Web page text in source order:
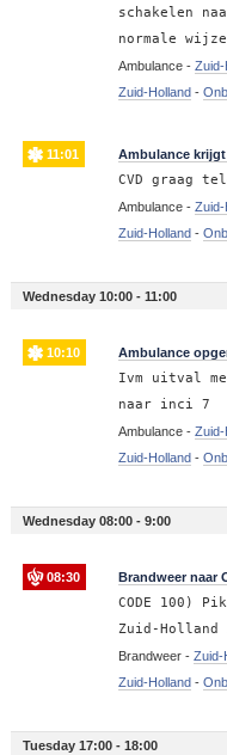
schakelen
normale
Ambulance - Zuid-
Zuid-Holland -
11:01 Ambulance
CVD graag
Ambulance - Zuid-
Zuid-Holland -
Wednesday 10:00 - 11:00
10:10 Ambulance
Ivm uitval
naar inci 7
Ambulance - Zuid-
Zuid-Holland -
Wednesday 08:00 - 9:00
08:30 Brandweer naar
CODE 100)
Zuid-Holland
Brandweer - Zuid-
Zuid-Holland -
Tuesday 17:00 - 18:00